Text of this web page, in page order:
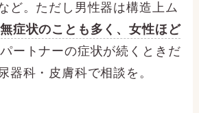
ど。ただし男性器は構造上ム
無症状のことも多く、女性ほど
ートナーの症状が続くときだ
器科・皮膚科で相談を。